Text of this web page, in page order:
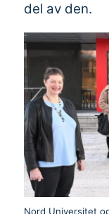
del av den.
Nord Universitet